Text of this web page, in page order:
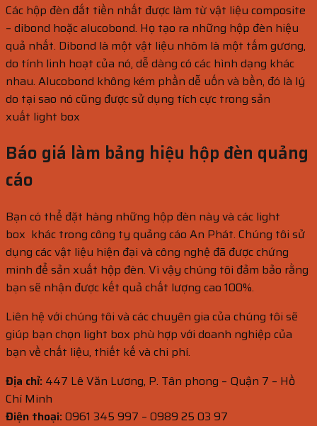
Các hộp đèn đắt tiền nhất được làm từ vật liệu composite
– dibond hoặc alucobond. Họ tạo ra những hộp đèn hiệu
quả nhất. Dibond là một vật liệu nhôm là một tấm gương,
do tính linh hoạt của nó, dễ dàng có các hình dạng khác
nhau. Alucobond không kém phần dễ uốn và bền, đó là lý
do tại sao nó cũng được sử dụng tích cực trong sản
xuất light box
Báo giá làm bảng hiệu hộp đèn quảng
cáo
Bạn có thể đặt hàng những hộp đèn này và các light
box khác trong công ty quảng cáo An Phát. Chúng tôi sử
dụng các vật liệu hiện đại và công nghệ đã được chứng
minh để sản xuất hộp đèn. Vì vậy chúng tôi đảm bảo rằng
bạn sẽ nhận được kết quả chất lượng cao 100%.
Liên hệ với chúng tôi và các chuyên gia của chúng tôi sẽ
giúp bạn chọn light box phù hợp với doanh nghiệp của
bạn về chất liệu, thiết kế và chi phí.
Địa chỉ: 447 Lê Văn Lương, P. Tân phong – Quận 7 – Hồ
Chí Minh
Điện thoại:0961 345 997 – 0989 25 03 97